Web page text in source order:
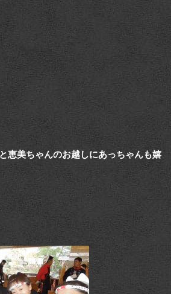
恵美ちゃんのお越しにあっちゃんも嬉